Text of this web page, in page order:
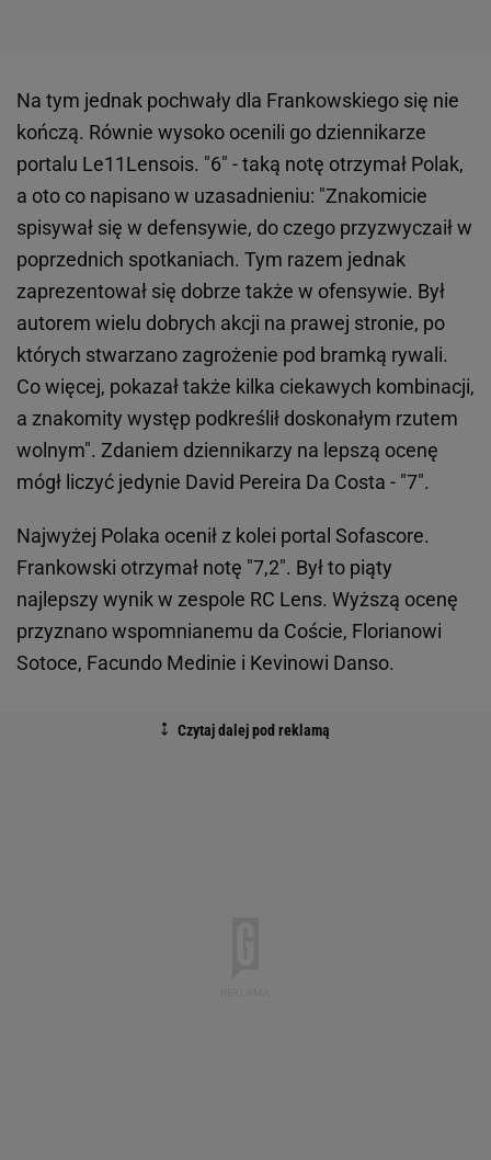
Na tym jednak pochwały dla Frankowskiego się nie
kończą. Równie wysoko ocenili go dziennikarze
portalu Le11Lensois. "6" - taką notę otrzymał Polak,
a oto co napisano w uzasadnieniu: "Znakomicie
spisywał się w defensywie, do czego przyzwyczaił w
poprzednich spotkaniach. Tym razem jednak
zaprezentował się dobrze także w ofensywie. Był
autorem wielu dobrych akcji na prawej stronie, po
których stwarzano zagrożenie pod bramką rywali.
Co więcej, pokazał także kilka ciekawych kombinacji,
a znakomity występ podkreślił doskonałym rzutem
wolnym". Zdaniem dziennikarzy na lepszą ocenę
mógł liczyć jedynie David Pereira Da Costa - "7".
Najwyżej Polaka ocenił z kolei portal Sofascore.
Frankowski otrzymał notę "7,2". Był to piąty
najlepszy wynik w zespole RC Lens. Wyższą ocenę
przyznano wspomnianemu da Coście, Florianowi
Sotoce, Facundo Medinie i Kevinowi Danso.